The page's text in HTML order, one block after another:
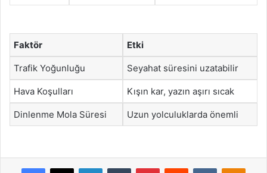
Faktör Etki
Trafik Yoğunluğu Seyahat süresini uzatabilir
Hava Koşulları Kışın kar, yazın aşırı sıcak
Dinlenme Mola Süresi Uzun yolculuklarda önemli
Facebook
X LinkedInTumblr PinterestReddit VKontakte